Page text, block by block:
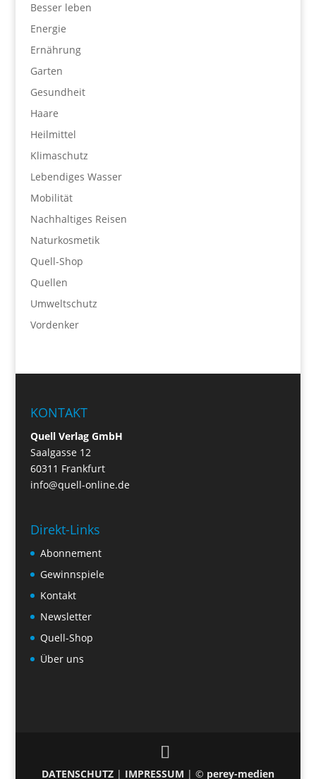
Besser leben
Energie
Ernährung
Garten
Gesundheit
Haare
Heilmittel
Klimaschutz
Lebendiges Wasser
Mobilität
Nachhaltiges Reisen
Naturkosmetik
Quell-Shop
Quellen
Umweltschutz
Vordenker
KONTAKT
Quell Verlag GmbH
Saalgasse 12
60311 Frankfurt
info@quell-online.de
Direkt-Links
Abonnement
Gewinnspiele
Kontakt
Newsletter
Quell-Shop
Über uns
DATENSCHUTZ| IMPRESSUM | © perey-medien